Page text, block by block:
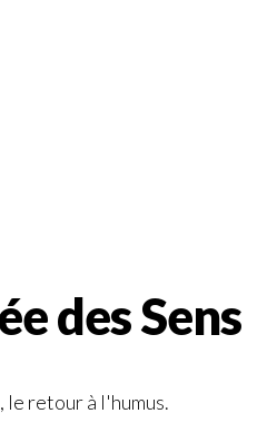
des Sens
le retour à l'humus.